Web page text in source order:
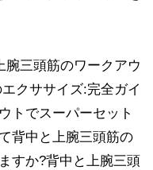
三頭筋のワークアウ
クササイズ:完全ガイ
トでスーパーセット
背中と上腕三頭筋の
すか?背中と上腕三頭